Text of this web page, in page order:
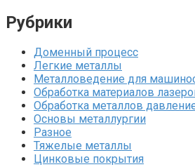
Рубрики
Доменный процесс
Легкие металлы
Металловедение для
Обработка материалов
Обработка металлов
Основы металлургии
Разное
Тяжелые металлы
Цинковые покрытия